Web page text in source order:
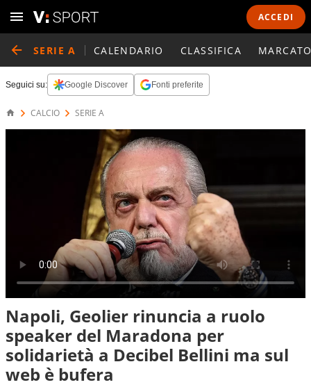
ACCEDI
SERIE A CALENDARIO CLASSIFICA
Seguici su: Google Discover Fonti preferite
CALCIO SERIE A
Napoli, Geolier rinuncia a ruolo
speaker del Maradona per
solidarietà a Decibel Bellini ma sul
web è bufera